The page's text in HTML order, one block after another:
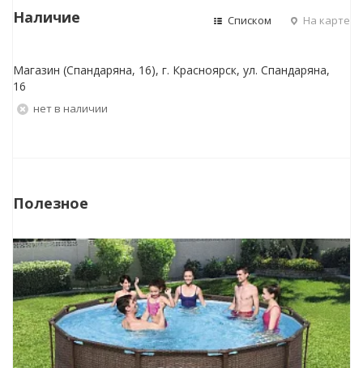
Наличие Списком На карте
Магазин (Спандаряна, 16), г. Красноярск, ул. Спандаряна,
16
Нет в наличии
Полезное